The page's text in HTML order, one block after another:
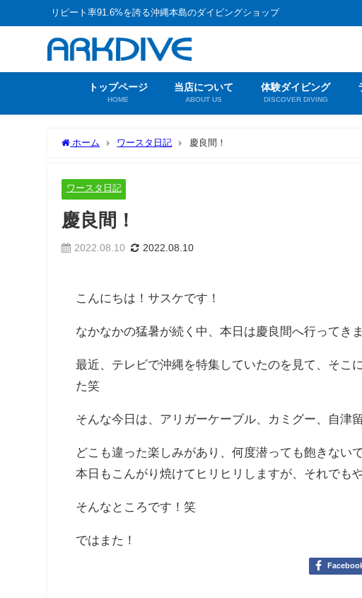
リピート率91.6%を誇る沖縄本島のダイビングショップ
トップページ
HOME
当店について
ABOUT US
体験ダイビング
DISCOVER DIVING
ホーム ワースタ日記 慶良間！
ワースタ日記
慶良間！
2022.08.10 2022.08.10
こんにちは！サスケです！
なかなかの猛暑が続く中、本日は慶良間へ行ってき
最近、テレビで沖縄を特集していたのを見て、そこ
た笑
そんな今日は、アリガーケーブル、カミグー、自津
どこも違った楽しみがあり、何度潜っても飽きない
本日もこんがり焼けてヒリヒリしますが、それでも
そんなところです！笑
ではまた！